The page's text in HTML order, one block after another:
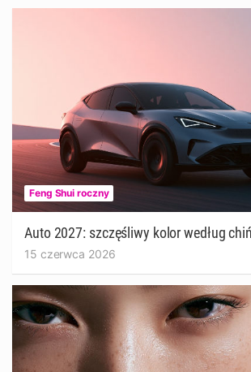
Feng Shui roczny
Auto 2027: szczęśliwy kolor według
15 czerwca 2026